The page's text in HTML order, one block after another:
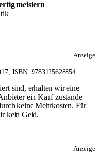
meistern
Anzeige
ISBN: 9783125628854
sind, erhalten wir eine
ein Kauf zustande
keine Mehrkosten. Für
kein Geld.
Anzeige